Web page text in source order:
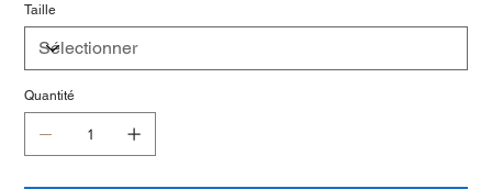
Taille
Quantité